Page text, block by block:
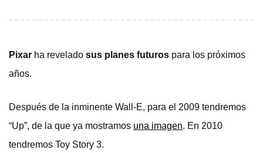
Pixar ha revelado sus planes futuros para los próximos
años.
Después de la inminente Wall-E, para el 2009 tendremos
“Up”, de la que ya mostramos una imagen. En 2010
tendremos Toy Story 3.